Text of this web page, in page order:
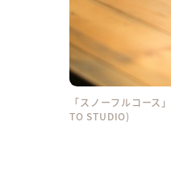
「スノーフルコー
TO STUDIO)